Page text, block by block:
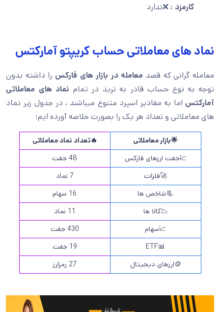
کارمزد : ❌ندارد
نماد های معاملاتی حساب کریپتو آمارکتس
معامله گرانی که قصدمعامله در بازار های فارکس را داشته بدون
توجه به نوع حساب قادر به ترید در تمام نماد های معاملاتی
آمارکتس اما به مقادیر اسپرد متنوع میباشند ، در جدول زیر نماد
های معاملاتی و تعداد هر یک را بصورت خلاصه آورده ایم:
🌟بازار معاملاتی 🔥تعداد نماد معاملاتی
💹جفت ارزهای فارکس
48 جفت
🚀فلزات
7 نماد
📃شاخص ها
16 سهام
📉کالا ها
11 نماد
📈سهام
430 جفت
📊ETF
19 جفت
🪙ارزهای دیجیتال
27 رمزارز